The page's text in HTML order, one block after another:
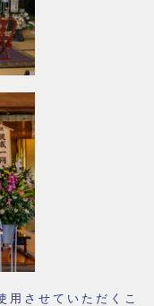
用させていただくこ